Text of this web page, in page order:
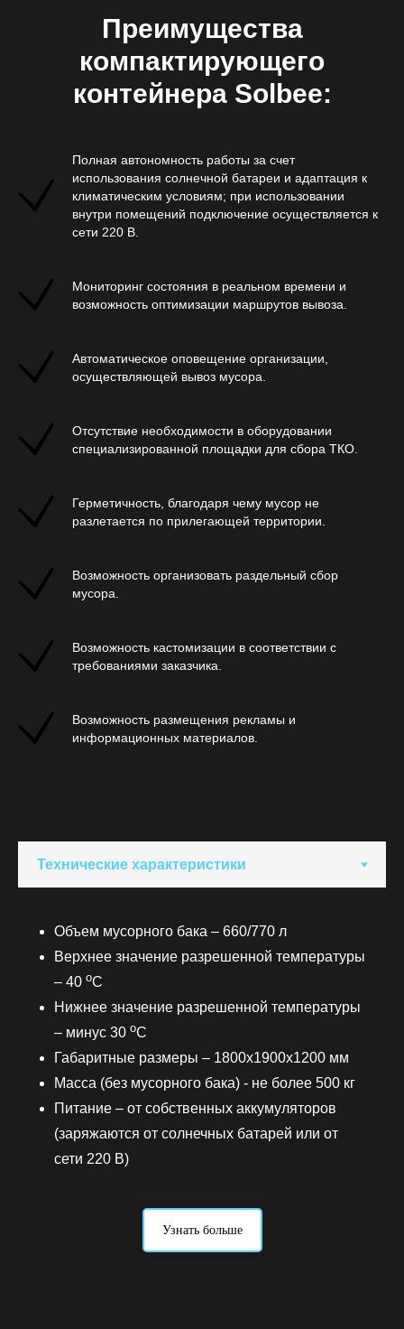
Преимущества
компактирующего
контейнера Solbee:
Полная автономность работы за счет
использования солнечной батареи и адаптация к
климатическим условиям; при использовании
внутри помещений подключение осуществляется к
сети 220 В.
Мониторинг состояния в реальном времени и
возможность оптимизации маршрутов вывоза.
Автоматическое оповещение организации,
осуществляющей вывоз мусора.
Отсутствие необходимости в оборудовании
специализированной площадки для сбора ТКО.
Герметичность, благодаря чему мусор не
разлетается по прилегающей территории.
Возможность организовать раздельный сбор
мусора.
Возможность кастомизации в соответствии с
требованиями заказчика.
Возможность размещения рекламы и
информационных материалов.
Объем мусорного бака – 660/770 л
Верхнее значение разрешенной температуры
– 40 оC
Нижнее значение разрешенной температуры
– минус 30 оC
Габаритные размеры – 1800х1900х1200 мм
Масса (без мусорного бака) - не более 500 кг
Питание – от собственных аккумуляторов
(заряжаются от солнечных батарей или от
сети 220 В)
Узнать больше